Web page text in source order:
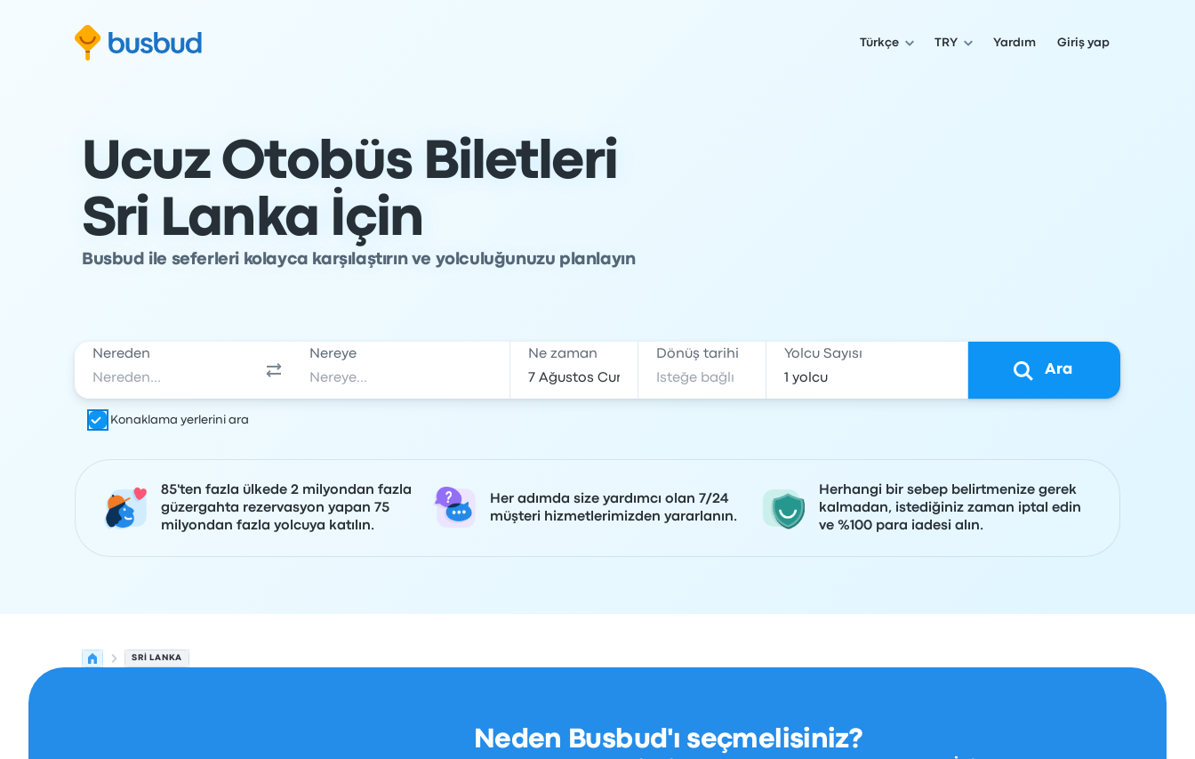
Arama formuna geç
İçeriğe geç
Alt bilgiye geç
Türkçe TRY Yardım Giriş yap
Ucuz Otobüs Biletleri
Sri Lanka İçin
Busbud ile seferleri kolayca karşılaştırın ve yolculuğunuzu planlayın
Nereden Nereye Ne zaman Dönüş tarihi Yolcu Sayısı
Ara
Konaklama yerlerini ara
85'ten fazla ülkede 2 milyondan fazla
güzergahta rezervasyon yapan 75
milyondan fazla yolcuya katılın.
Her adımda size yardımcı olan 7/24
müşteri hizmetlerimizden yararlanın.
Herhangi bir sebep belirtmenize gerek
kalmadan, istediğiniz zaman iptal edin
ve %100 para iadesi alın.
SRI LANKA
Neden Busbud'ı seçmelisiniz?